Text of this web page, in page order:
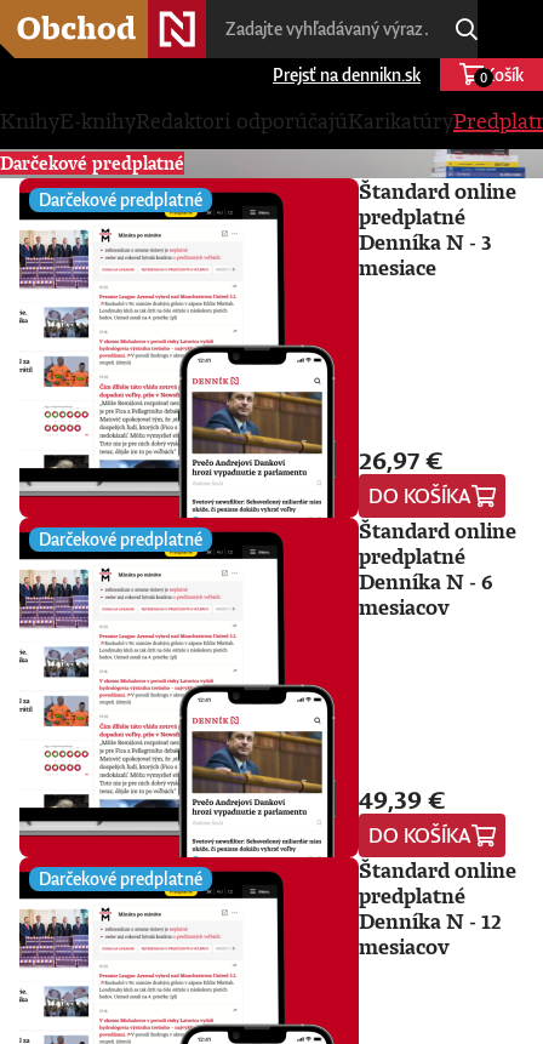
Prejsť na dennikn.sk Košík
0
KnihyE-knihyRedaktori odporúčajúKarikatúry
Darčekové predplatné
Darčekové predplatné
Štandard online
predplatné
Denníka N - 3
mesiace
26,97 €
DO KOŠÍKA
Darčekové predplatné
Štandard online
predplatné
Denníka N - 6
mesiacov
49,39 €
DO KOŠÍKA
Darčekové predplatné
Štandard online
predplatné
Denníka N - 12
mesiacov